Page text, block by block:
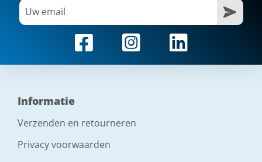
Informatie
Verzenden en retourneren
Privacy voorwaarden